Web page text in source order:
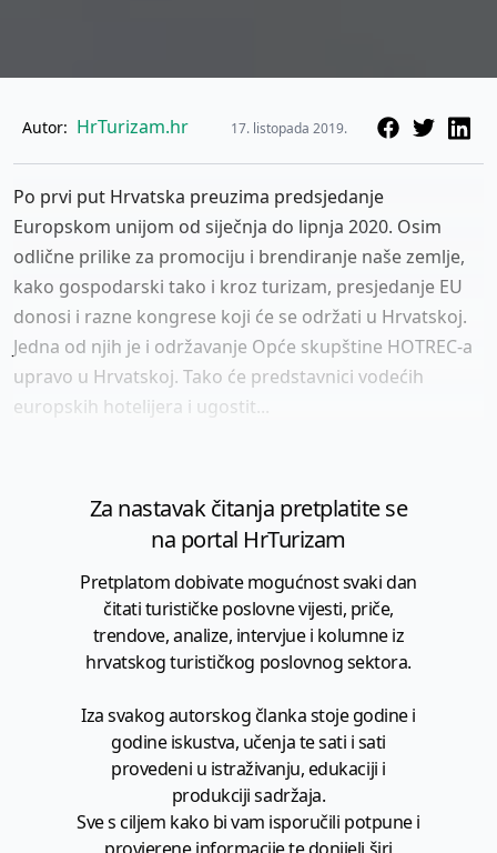
Autor: HrTurizam.hr 17. listopada 2019.
Po prvi put Hrvatska preuzima predsjedanje
Europskom unijom od siječnja do lipnja 2020. Osim
odlične prilike za promociju i brendiranje naše zemlje,
kako gospodarski tako i kroz turizam, presjedanje EU
donosi i razne kongrese koji će se održati u Hrvatskoj.
Jedna od njih je i održavanje Opće skupštine HOTREC-a
upravo u Hrvatskoj. Tako će predstavnici vodećih
europskih hotelijera i ugostit...
Za nastavak čitanja pretplatite se
na portal HrTurizam
Pretplatom dobivate mogućnost svaki dan
čitati turističke poslovne vijesti, priče,
trendove, analize, intervjue i kolumne iz
hrvatskog turističkog poslovnog sektora.
Iza svakog autorskog članka stoje godine i
godine iskustva, učenja te sati i sati
provedeni u istraživanju, edukaciji i
produkciji sadržaja.
Sve s ciljem kako bi vam isporučili potpune i